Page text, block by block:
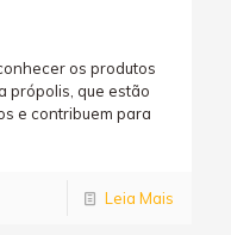
os produtos
própolis, que estão
e contribuem para
Leia Mais